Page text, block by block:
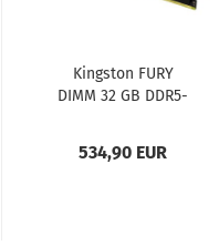
Kingston FURY
DIMM 32 GB DDR5-
534,90 EUR